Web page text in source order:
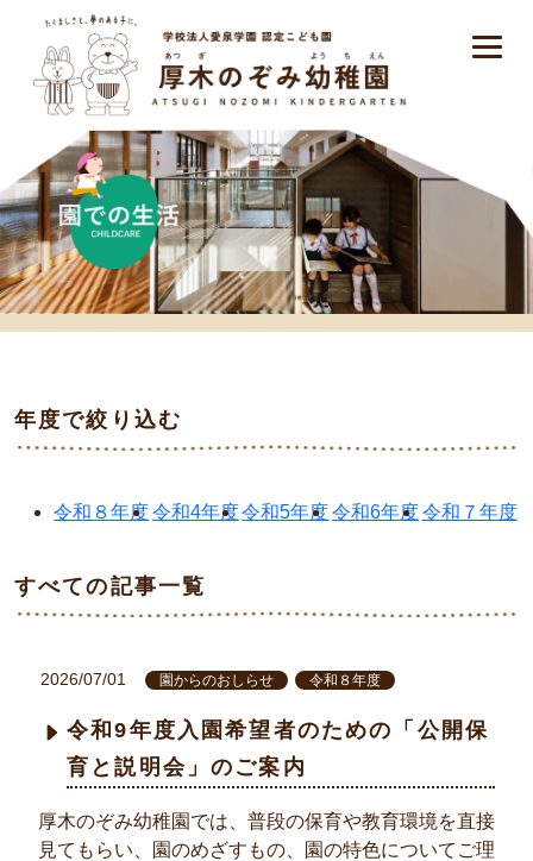
年度で絞り込む
令和８年度令和4年度令和5年度令和6年度令和７年度
すべての記事一覧
2026/07/01 園からのおしらせ 令和８年度
令和9年度入園希望者のための「公開保
育と説明会」のご案内
厚木のぞみ幼稚園では、普段の保育や教育環境を直接
見てもらい、園のめざすもの、園の特色についてご理